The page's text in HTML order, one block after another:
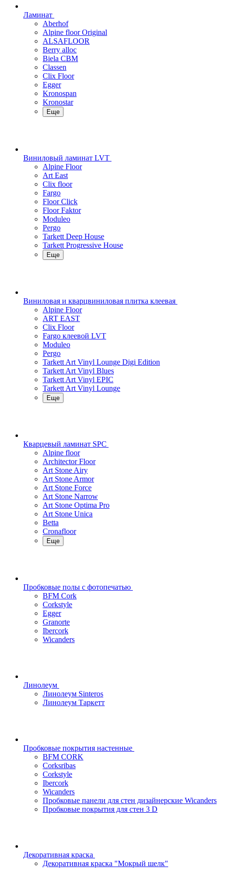
Ламинат
Aberhof
Alpine floor Original
ALSAFLOOR
Berry alloc
Biela CBM
Classen
Clix Floor
Egger
Kronospan
Kronostar
Еще
Виниловый ламинат LVT
Alpine Floor
Art East
Clix floor
Fargo
Floor Click
Floor Faktor
Moduleo
Pergo
Tarkett Deep House
Tarkett Progressive House
Еще
Виниловая и кварцвиниловая плитка клеевая
Alpine Floor
ART EAST
Clix Floor
Fargo клеевой LVT
Moduleo
Pergo
Tarkett Art Vinyl Lounge Digi Edition
Tarkett Art Vinyl Blues
Tarkett Art Vinyl EPIC
Tarkett Art Vinyl Lounge
Еще
Кварцевый ламинат SPC
Alpine floor
Architector Floor
Art Stone Airy
Art Stone Armor
Art Stone Force
Art Stone Narrow
Art Stone Optima Pro
Art Stone Unica
Betta
Cronafloor
Еще
Пробковые полы с фотопечатью
BFM Cork
Corkstyle
Egger
Granorte
Ibercork
Wicanders
Линолеум
Линолеум Sinteros
Линолеум Таркетт
Пробковые покрытия настенные
BFM CORK
Corksribas
Corkstyle
Ibercork
Wicanders
Пробковые панели для стен дизайнерские Wicanders
Пробковые покрытия для стен 3 D
Декоративная краска
Декоративная краска "Мокрый шелк"